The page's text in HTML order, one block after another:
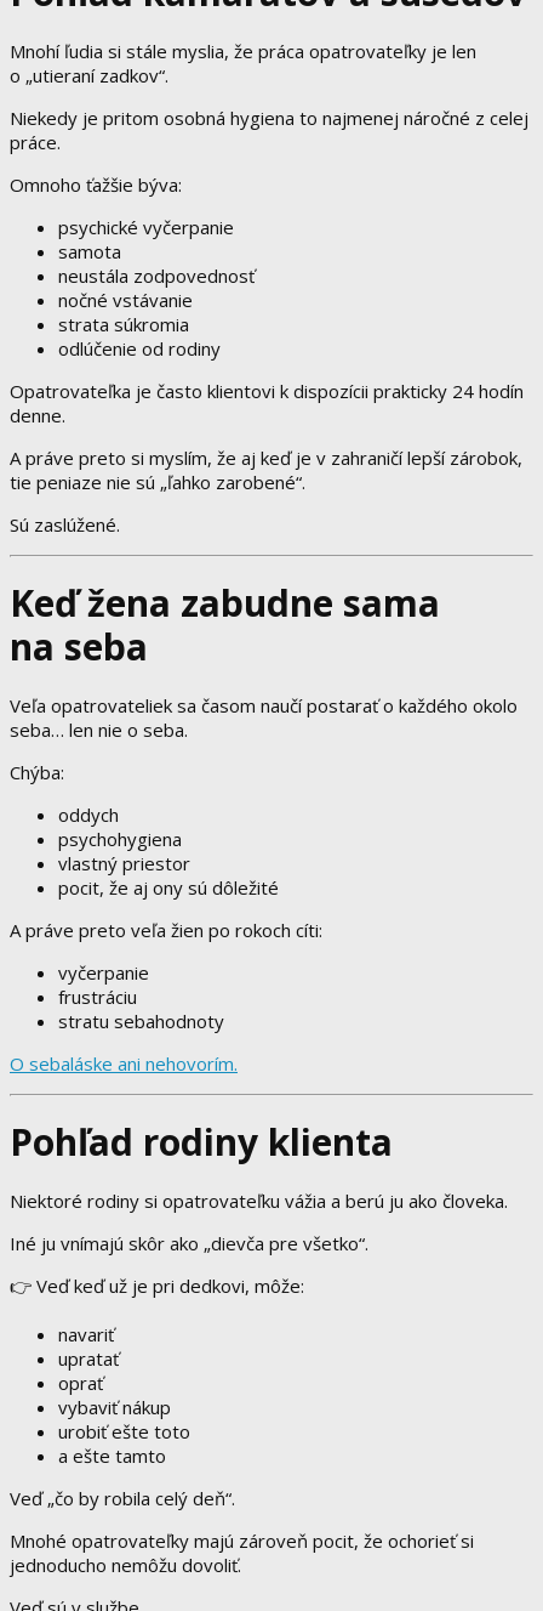
Mnohí ľudia si stále myslia, že práca opatrovateľky je len
o „utieraní zadkov“.
Niekedy je pritom osobná hygiena to najmenej náročné z celej
práce.
Omnoho ťažšie býva:
psychické vyčerpanie
samota
neustála zodpovednosť
nočné vstávanie
strata súkromia
odlúčenie od rodiny
Opatrovateľka je často klientovi k dispozícii prakticky 24 hodín
denne.
A práve preto si myslím, že aj keď je v zahraničí lepší zárobok,
tie peniaze nie sú „ľahko zarobené“.
Sú zaslúžené.
Keď žena zabudne sama
na seba
Veľa opatrovateliek sa časom naučí postarať o každého okolo
seba… len nie o seba.
Chýba:
oddych
psychohygiena
vlastný priestor
pocit, že aj ony sú dôležité
A práve preto veľa žien po rokoch cíti:
vyčerpanie
frustráciu
stratu sebahodnoty
O sebaláske ani nehovorím.
Pohľad rodiny klienta
Niektoré rodiny si opatrovateľku vážia a berú ju ako človeka.
Iné ju vnímajú skôr ako „dievča pre všetko“.
👉 Veď keď už je pri dedkovi, môže:
navariť
upratať
oprať
vybaviť nákup
urobiť ešte toto
a ešte tamto
Veď „čo by robila celý deň“.
Mnohé opatrovateľky majú zároveň pocit, že ochorieť si
jednoducho nemôžu dovoliť.